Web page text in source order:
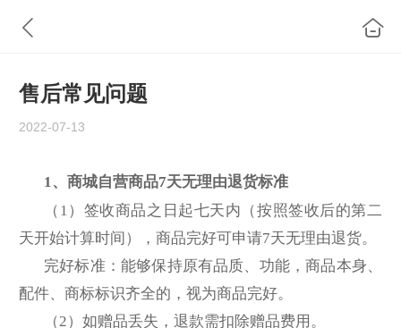
售后常见问题
2022-07-13
1 、商城自营商品7天无理由退货标准
（1 ）签收商品之日起七天内（按照签收后的第二
天开始计算时间），商品完好可申请7天无理由退货。
完好标准：能够保持原有品质、功能，商品本身、
配件、商标标识齐全的，视为商品完好。
（2 ）如赠品丢失，退款需扣除赠品费用。